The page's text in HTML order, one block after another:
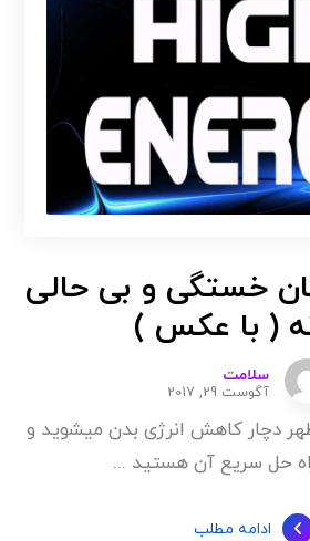
خستگی و بی حالی
( با عکس )
سلامت
آگوست 29, 2017
ظهر دچار کاهش انرژی بدن میشوید و
حل سریع آن هستید ...
ادامه مطلب